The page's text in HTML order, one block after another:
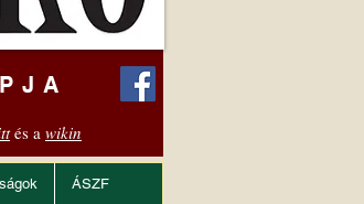
és a wikin
ÁSZF